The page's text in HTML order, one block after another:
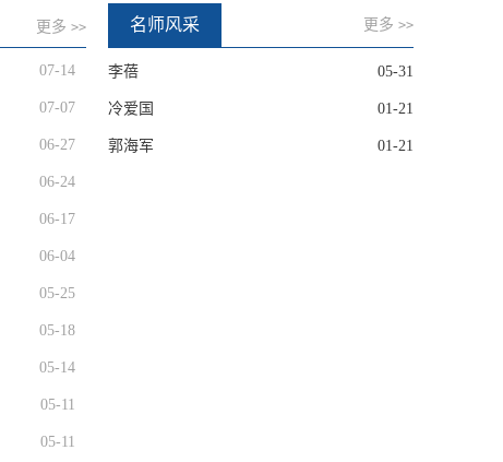
更多 >>
07-14
07-07
06-27
06-24
06-17
06-04
05-25
05-18
05-14
05-11
05-11
名师风采 更多 >>
李蓓 05-31
冷爱国 01-21
郭海军 01-21